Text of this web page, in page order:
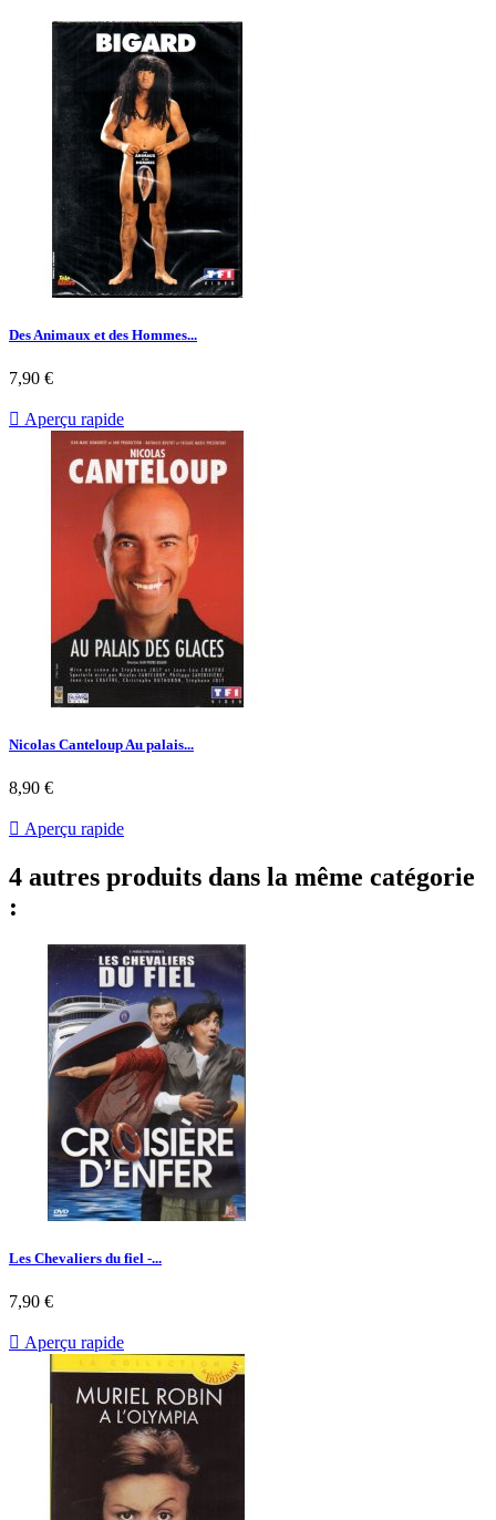
Des Animaux et des Hommes...
Prix
7,90 €
 Aperçu rapide
Nicolas Canteloup Au palais...
Prix
8,90 €
 Aperçu rapide
4 autres produits dans la même catégorie
:
Les Chevaliers du fiel -...
Prix
7,90 €
 Aperçu rapide